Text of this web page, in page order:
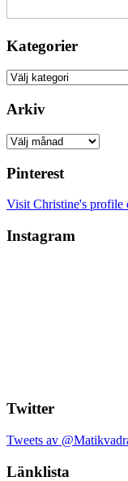
Kategorier
Kategorier
Arkiv
Arkiv
Pinterest
Visit Christine's profile
Instagram
Twitter
Tweets av
Länklista